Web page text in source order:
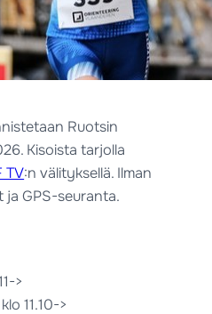
Ruotsin
Kisoista tarjolla
TV:n välityksellä. Ilman
ja GPS-seuranta.
>
11.10->